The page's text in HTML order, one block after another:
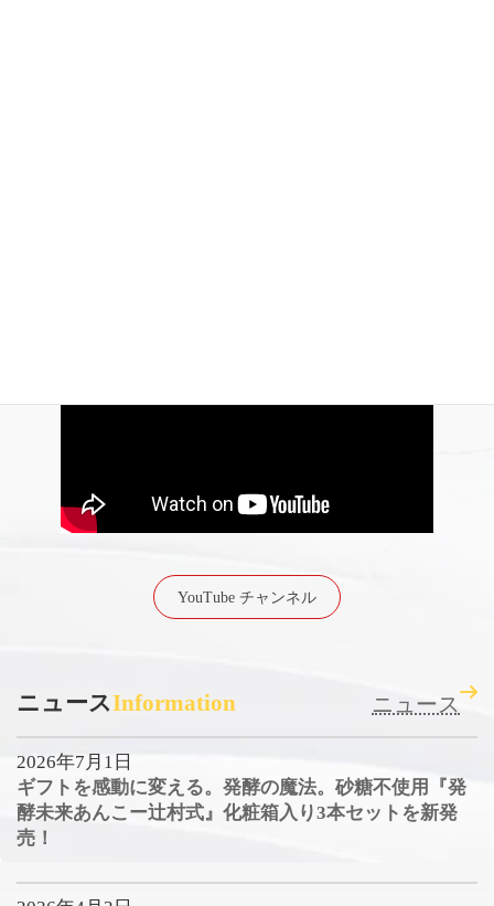
YouTube チャンネル
ニュースInformation ニュース
2026年7月1日
ギフトを感動に変える。発酵の魔法。砂糖不使用『発
酵未来あんこー辻村式』化粧箱入り3本セットを新発
売！